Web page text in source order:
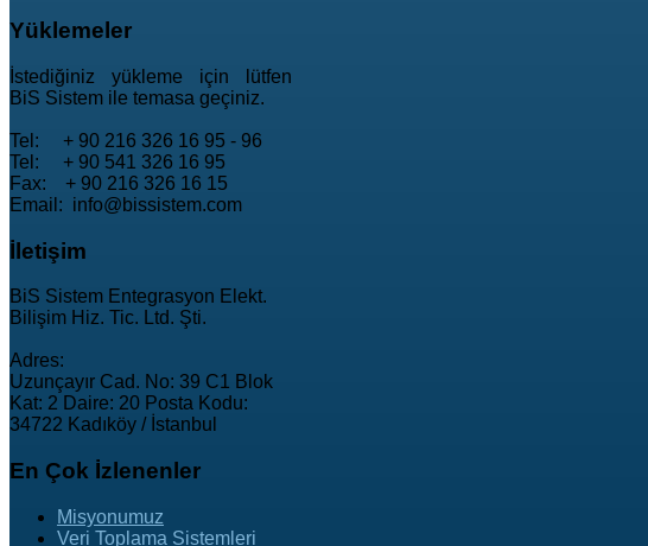
Yüklemeler
İstediğiniz yükleme için lütfen
BiS Sistem ile temasa geçiniz.
Tel: + 90 216 326 16 95 - 96
Tel: + 90 541 326 16 95
Fax: + 90 216 326 16 15
Email: info@bissistem.com
İletişim
BiS Sistem Entegrasyon Elekt.
Bilişim Hiz. Tic. Ltd. Şti.
Adres:
Uzunçayır Cad. No: 39 C1 Blok
Kat: 2 Daire: 20 Posta Kodu:
34722 Kadıköy / İstanbul
En Çok İzlenenler
Misyonumuz
Veri Toplama Sistemleri